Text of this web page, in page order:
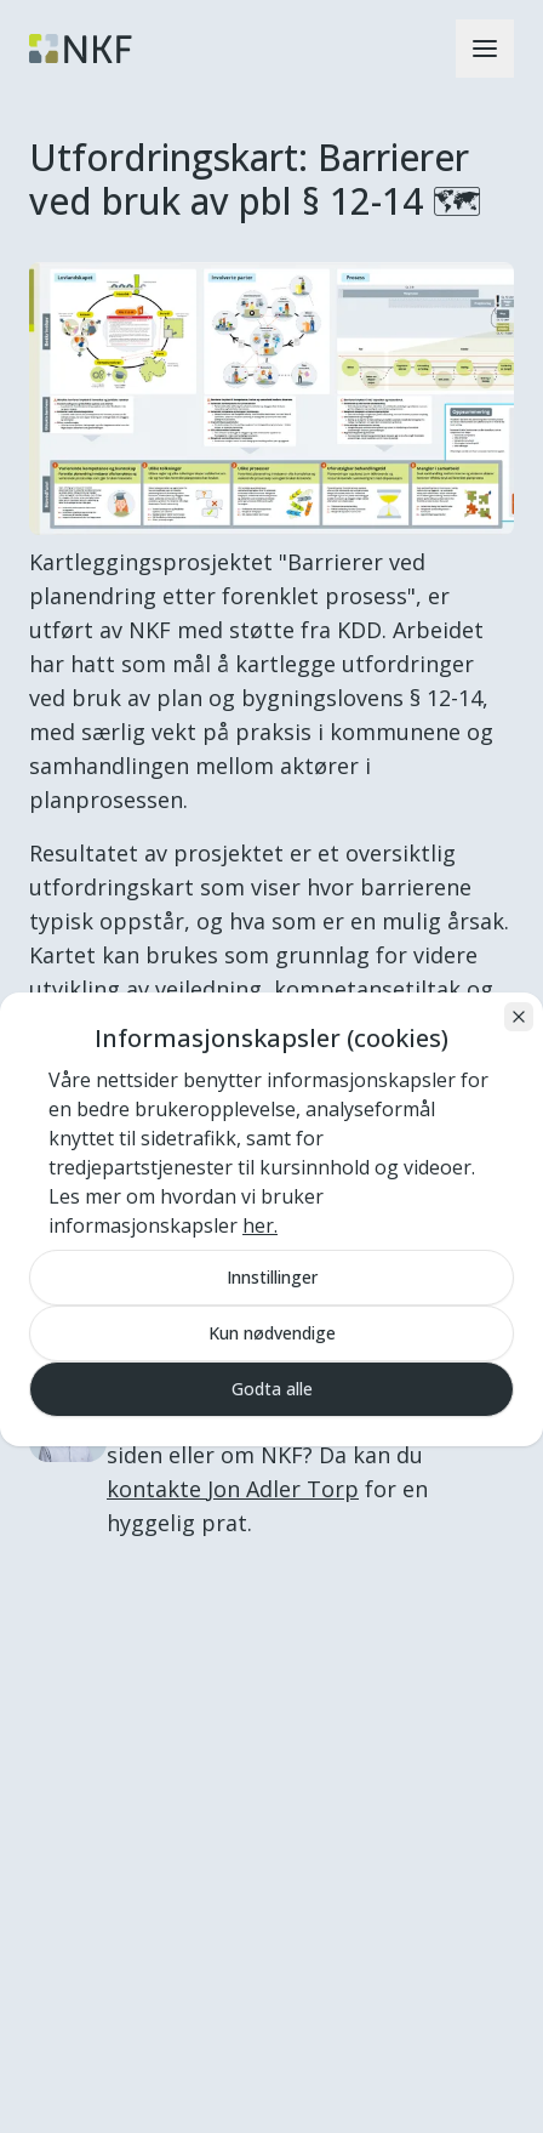
Utfordringskart: Barrierer
ved bruk av pbl § 12-14 🗺️
Kartleggingsprosjektet "Barrierer ved
planendring etter forenklet prosess", er
utført av NKF med støtte fra KDD. Arbeidet
har hatt som mål å kartlegge utfordringer
ved bruk av plan og bygningslovens § 12-14,
med særlig vekt på praksis i kommunene og
samhandlingen mellom aktører i
planprosessen.
Resultatet av prosjektet er et oversiktlig
utfordringskart som viser hvor barrierene
typisk oppstår, og hva som er en mulig årsak.
Kartet kan brukes som grunnlag for videre
utvikling av veiledning, kompetansetiltak og
forvaltningspraksis.
Last ned kartet her
Har du tilbakemeldinger?
Spørsmål om innholdet på denne
siden eller om NKF? Da kan du
kontakte Jon Adler Torp for en
hyggelig prat.
Informasjonskapsler (cookies)
Våre nettsider benytter informasjonskapsler for
en bedre brukeropplevelse, analyseformål
knyttet til sidetrafikk, samt for
tredjepartstjenester til kursinnhold og videoer.
Les mer om hvordan vi bruker
informasjonskapsler her.
Innstillinger
Kun nødvendige
Godta alle